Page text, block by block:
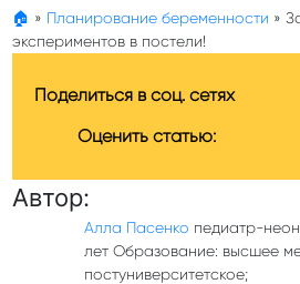
🏠 » Планирование беременности »
экспериментов в постели!
Поделиться в соц. сетях
Оценить статью:
Автор:
Алла Пасенко педиатр-
лет Образование: высшее
постуниверситетское;